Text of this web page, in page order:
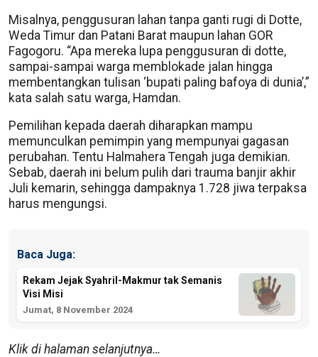
Misalnya, penggusuran lahan tanpa ganti rugi di Dotte,
Weda Timur dan Patani Barat maupun lahan GOR
Fagogoru. “Apa mereka lupa penggusuran di dotte,
sampai-sampai warga memblokade jalan hingga
membentangkan tulisan ‘bupati paling bafoya di dunia’,”
kata salah satu warga, Hamdan.
Pemilihan kepada daerah diharapkan mampu
memunculkan pemimpin yang mempunyai gagasan
perubahan. Tentu Halmahera Tengah juga demikian.
Sebab, daerah ini belum pulih dari trauma banjir akhir
Juli kemarin, sehingga dampaknya 1.728 jiwa terpaksa
harus mengungsi.
Baca Juga:
Rekam Jejak Syahril-Makmur tak Semanis
Visi Misi
Jumat, 8 November 2024
Klik di halaman selanjutnya…